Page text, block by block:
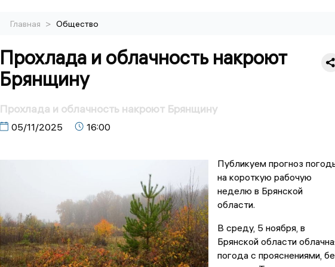
Главная > Общество
Прохлада и облачность накроют
Брянщину
Прохлада и облачность накроют Брянщину
05/11/2025 16:00
Публикуем прогноз
на короткую рабочую
неделю в Брянской
области.
В среду, 5 ноября, в
Брянской области
погода с прояснениями,